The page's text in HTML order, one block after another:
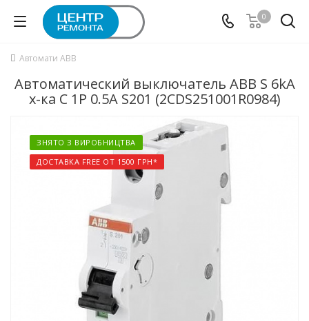
0
Автомати ABB
Автоматический выключатель ABB S 6kA
х-ка C 1P 0.5А S201 (2CDS251001R0984)
ЗНЯТО З ВИРОБНИЦТВА
ДОСТАВКА FREE ОТ 1500 ГРН*